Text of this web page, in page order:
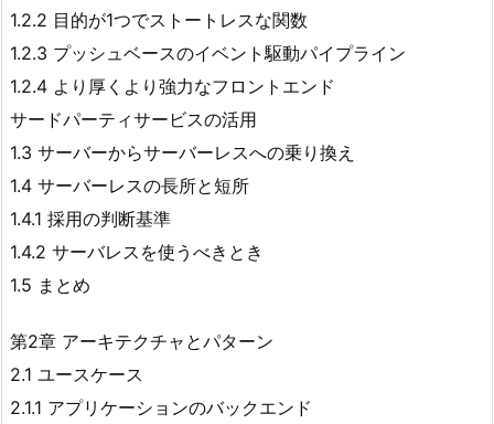
1.2.2 目的が1つでストートレスな関数
1.2.3 プッシュベースのイベント駆動パイプライン
1.2.4 より厚くより強力なフロントエンド
サードパーティサービスの活用
1.3 サーバーからサーバーレスへの乗り換え
1.4 サーバーレスの長所と短所
1.4.1 採用の判断基準
1.4.2 サーバレスを使うべきとき
1.5 まとめ
第2章 アーキテクチャとパターン
2.1 ユースケース
2.1.1 アプリケーションのバックエンド